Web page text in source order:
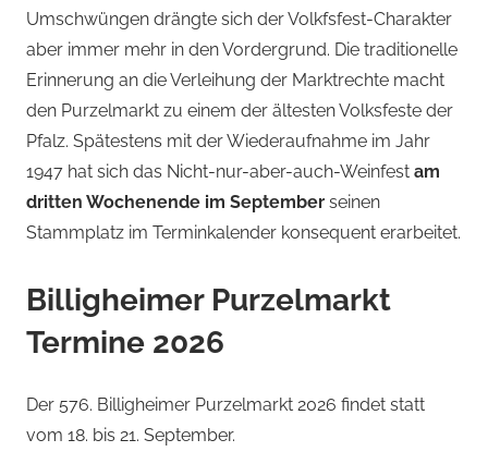
Umschwüngen drängte sich der Volkfsfest-Charakter
aber immer mehr in den Vordergrund. Die traditionelle
Erinnerung an die Verleihung der Marktrechte macht
den Purzelmarkt zu einem der ältesten Volksfeste der
Pfalz. Spätestens mit der Wiederaufnahme im Jahr
1947 hat sich das Nicht-nur-aber-auch-Weinfest am
dritten Wochenende im September seinen
Stammplatz im Terminkalender konsequent erarbeitet.
Billigheimer Purzelmarkt
Termine 2026
Der 576. Billigheimer Purzelmarkt 2026 findet statt
vom 18. bis 21. September.